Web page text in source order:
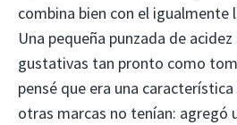
combina bien con el igualmente
Una pequeña punzada de
gustativas tan pronto como
pensé que era una
otras marcas no tenían: agregó